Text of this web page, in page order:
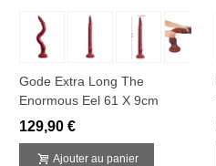
Gode Extra Long The
Enormous Eel 61 X 9cm
129,90 €
Ajouter au panier